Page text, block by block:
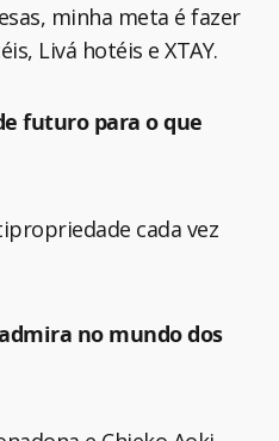
minha meta é fazer
Livá hotéis e XTAY.
futuro para o que
cada vez
no mundo dos